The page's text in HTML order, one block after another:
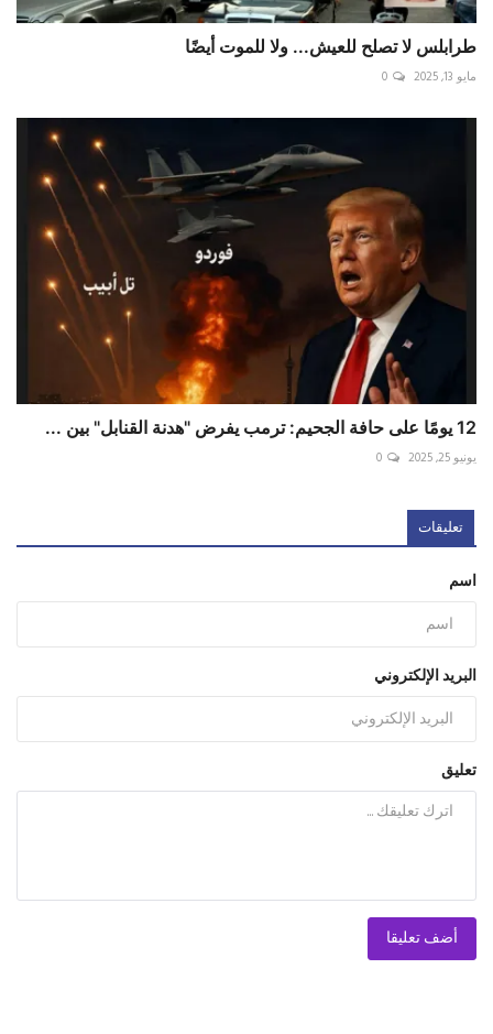
طرابلس لا تصلح للعيش... ولا للموت أيضًا
مايو 13, 2025 0
12 يومًا على حافة الجحيم: ترمب يفرض "هدنة القنابل" بين ...
يونيو 25, 2025 0
تعليقات
اسم
البريد الإلكتروني
تعليق
أضف تعليقا